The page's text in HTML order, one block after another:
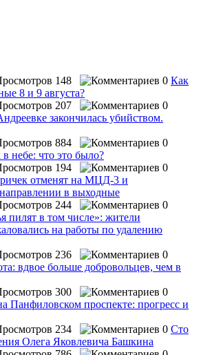
148 0 Как
8 и 9 августа?
207
0
закончилась убийством.
884
0
небе: что это было?
194
0
отменят на МЦД-3 и
в выходные
244
0
пилят в том числе»: жители
на работы по удалению
236
0
вдвое больше добровольцев, чем в
300
0
Панфиловском проспекте: прогресс и
234 0 Сто
Олега Яковлевича Башкина